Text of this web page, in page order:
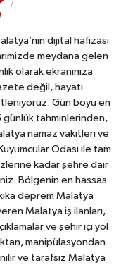
dijital hafızası
meydana gelen
olarak ekranınıza
değil, hayatı
Gün boyu en
günlük tahminlerinden,
namaz vakitleri ve
Odası ile tam
kadar şehre dair
Bölgenin en hassas
deprem Malatya
Malatya iş ilanları,
ve şehir içi yol
manipülasyondan
ve tarafsız Malatya